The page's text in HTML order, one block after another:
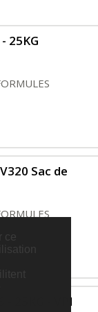
ce
25KG
Sac de
- 25KG - VPI